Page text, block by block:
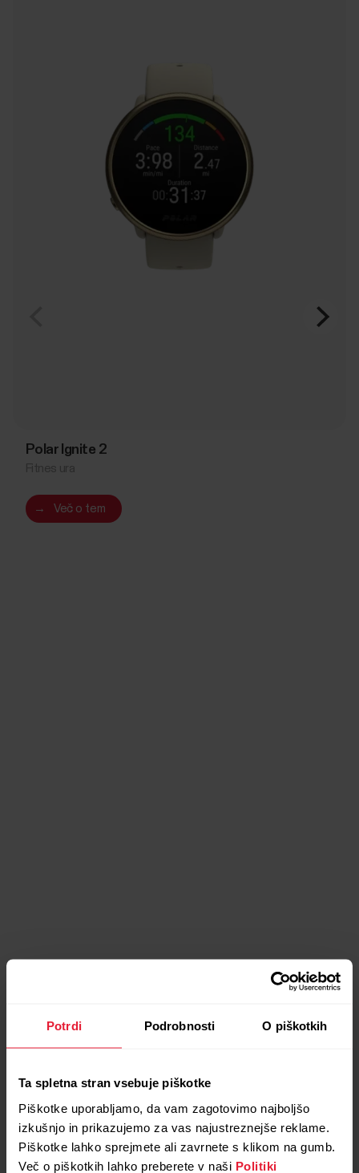
Potrdi Podrobnosti O piškotkih
Ta spletna stran vsebuje piškotke
Piškotke uporabljamo, da vam zagotovimo najboljšo
izkušnjo in prikazujemo za vas najustreznejše reklame.
Piškotke lahko sprejmete ali zavrnete s klikom na gumb.
Več o piškotkih lahko preberete v naši Politiki
Polar Ignite 2
→ Več o tem